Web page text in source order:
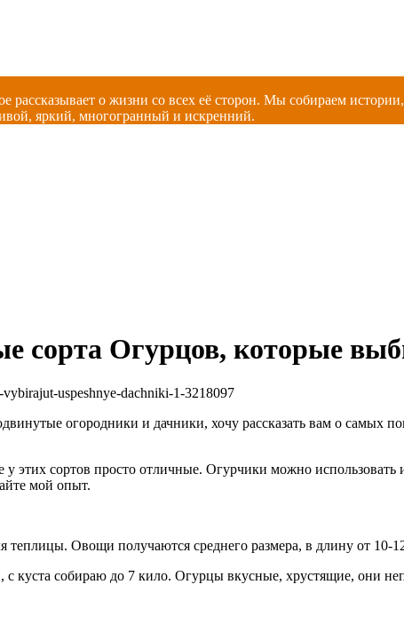
рассказывает о жизни со всех её сторон. Мы собираем
яркий, многогранный и искренний.
сорта Огурцов, которые
огородники и дачники, хочу рассказать вам о самых
этих сортов просто отличные. Огурчики можно использовать
мой опыт.
теплицы. Овощи получаются среднего размера, в длину от 10-
куста собираю до 7 кило. Огурцы вкусные, хрустящие, они